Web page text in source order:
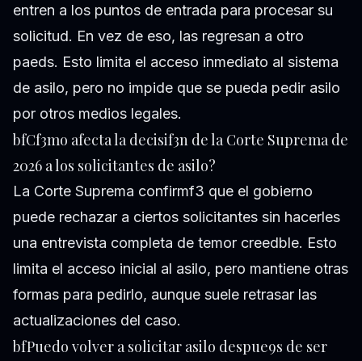
entren a los puntos de entrada para procesar su
solicitud. En vez de eso, las regresan a otro
paeds. Esto limita el acceso inmediato al sistema
de asilo, pero no impide que se pueda pedir asilo
por otros medios legales.
bfCf3mo afecta la decisif3n de la Corte Suprema de
2026 a los solicitantes de asilo?
La Corte Suprema confirmf3 que el gobierno
puede rechazar a ciertos solicitantes sin hacerles
una entrevista completa de temor creedble. Esto
limita el acceso inicial al asilo, pero mantiene otras
formas para pedirlo, aunque suele retrasar las
actualizaciones del caso.
bfPuedo volver a solicitar asilo despue9s de ser